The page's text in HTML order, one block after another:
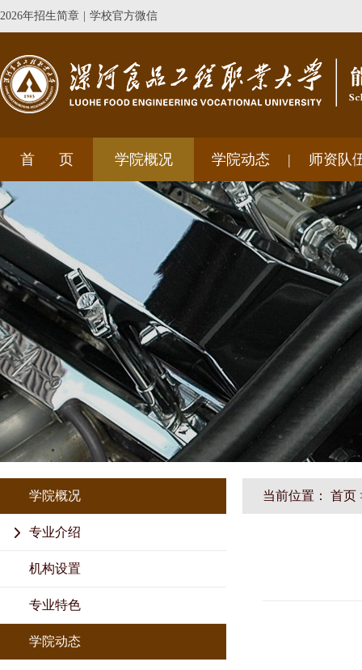
2026年招生简章 学校官方微信
首 页 学院概况 学院动态 师资队
学院概况
专业介绍
机构设置
专业特色
学院动态
当前位置： 首页